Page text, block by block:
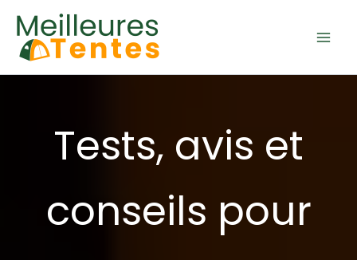
contenu
Tests, avis et
conseils pour